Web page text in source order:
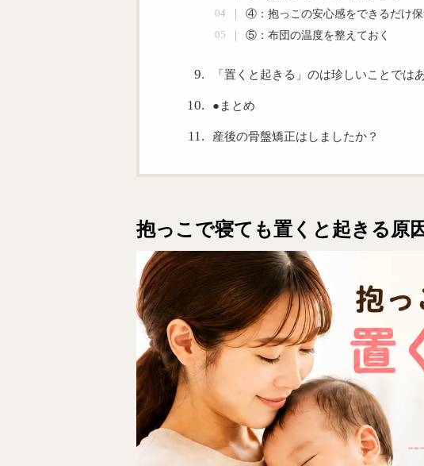
④：抱っこの安心感をできるだけ
⑤：布団の温度を整えておく
「置くと起きる」のは珍しいことでは
●まとめ
産後の骨盤矯正はしましたか？
抱っこで寝ても置くと起きる原